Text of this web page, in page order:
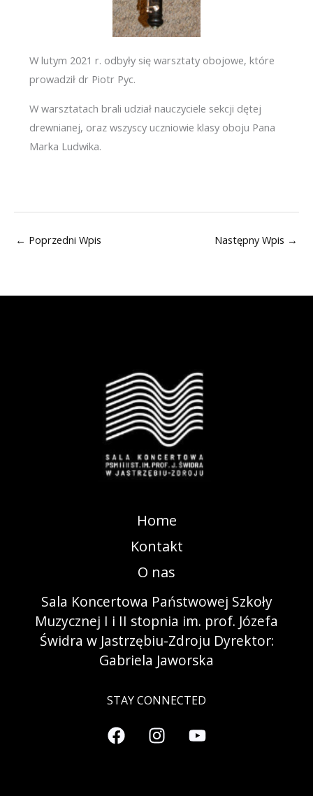
W lutym 2021 r. odbyły się warsztaty obojowe, które
prowadził dr Piotr Pyc.
W warsztatach brali udział nauczyciele sekcji dętej
drewnianej, oraz wszyscy uczniowie klasy oboju Pana
Marka Ludwika.
← Poprzedni Wpis Następny Wpis →
Home
Kontakt
O nas
Sala Koncertowa Państwowej Szkoły
Muzycznej I i II stopnia im. prof. Józefa
Świdra w Jastrzębiu-Zdroju Dyrektor:
Gabriela Jaworska
STAY CONNECTED